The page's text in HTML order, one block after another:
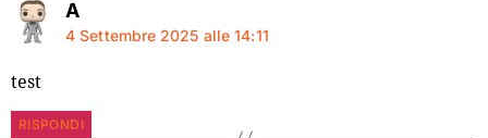
A
4 Settembre 2025 alle 14:11
test
RISPONDI